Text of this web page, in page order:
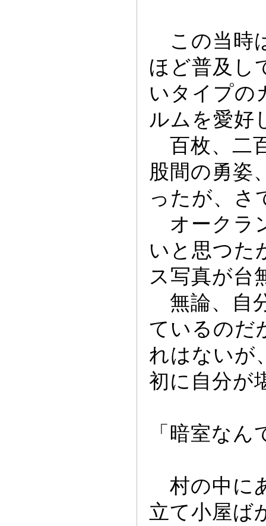
この当時
ほど普及し
いタイプの
ルムを愛好
百枚、二
股間の勇姿
っ たが、さ
オークラ
いと思つた
ス写真が台
無論、自
ているのだ
れはないが
初に自分が
「暗室な
村の中に
立て小屋ば